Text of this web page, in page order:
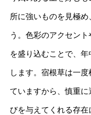
所に強いものを見極
う。色彩のアクセン
を盛り込むことで、
します。宿根草は一
ていますから、慎重
びを与えてくれる存在